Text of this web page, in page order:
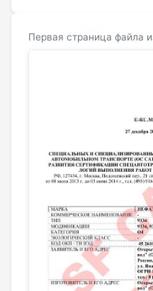
Первая страница файла